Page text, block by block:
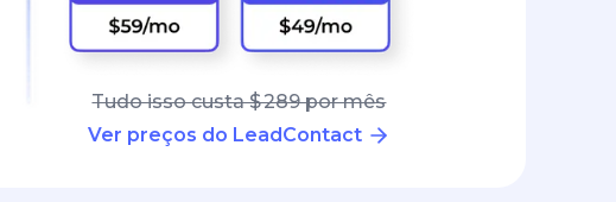
Tudo isso custa $ 289 por mês
Ver preços do LeadContact